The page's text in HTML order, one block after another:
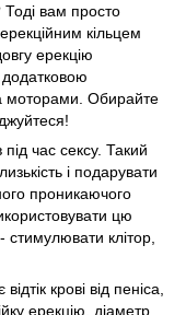
Тоді вам просто
кільцем
ерекцію
додатковою
моторами. Обирайте
під час сексу. Такий
і подарувати
проникаючого
цю
стимулювати клітор,
крові від пеніса,
ерекцію, діаметр